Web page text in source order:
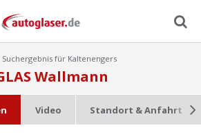
Menu
Suchergebnis für Kaltenengers
Wallmann
Video Standort & Anfahrt